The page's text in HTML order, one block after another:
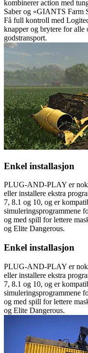
kombinerer action med
Saber og «GIANTS Farm
Få full kontroll med
knapper og brytere for alle
godstransport.
Enkel installasjon
PLUG-AND-PLAY er
eller installere ekstra
7, 8.1 og 10, og er
simuleringsprogrammene
og med spill for lettere
og Elite Dangerous.
Enkel installasjon
PLUG-AND-PLAY er
eller installere ekstra
7, 8.1 og 10, og er
simuleringsprogrammene
og med spill for lettere
og Elite Dangerous.